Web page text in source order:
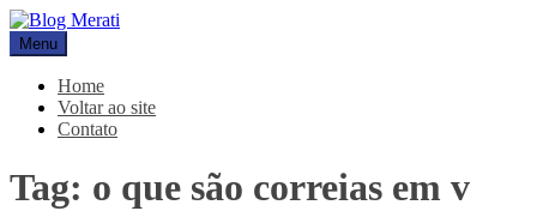
Pular
para
o
conteúdo
Blog Merati
Líder na fabricação de peças para Indústrias
Menu
Home
Voltar ao site
Contato
Tag: o que são correias em v